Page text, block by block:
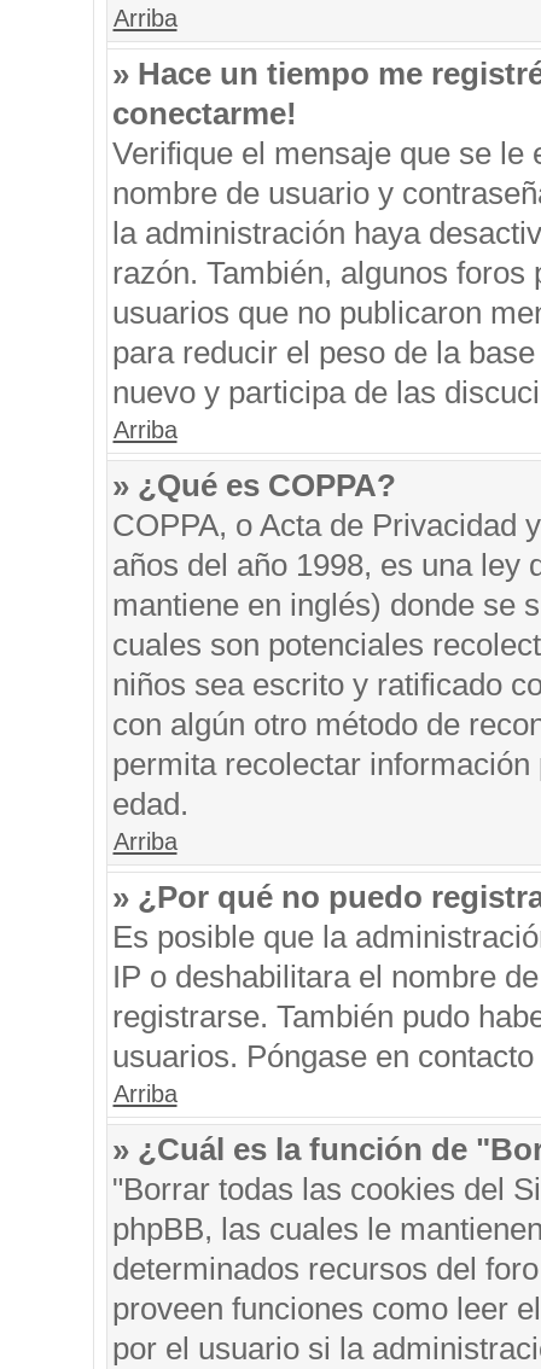
Arriba
» Hace un tiempo me
conectarme!
Verifique el mensaje que se
nombre de usuario y
la administración haya
razón. También, algunos
usuarios que no publicaron
para reducir el peso de la
nuevo y participa de las
Arriba
» ¿Qué es COPPA?
COPPA, o Acta de Privacidad
años del año 1998, es una ley
mantiene en inglés) donde se
cuales son potenciales
niños sea escrito y ratificado
con algún otro método de
permita recolectar
edad.
Arriba
» ¿Por qué no puedo
Es posible que la
IP o deshabilitara el nombre
registrarse. También pudo
usuarios. Póngase en
Arriba
» ¿Cuál es la función de
"Borrar todas las cookies del
phpBB, las cuales le
determinados recursos del
proveen funciones como leer
por el usuario si la